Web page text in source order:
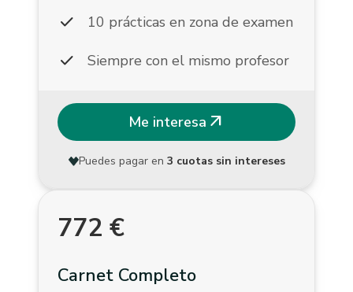
check 10 prácticas en zona de examen
check Siempre con el mismo profesor
Me interesa arrow_outward
Puedes pagar en 3 cuotas sin intereses
772 €
Carnet Completo